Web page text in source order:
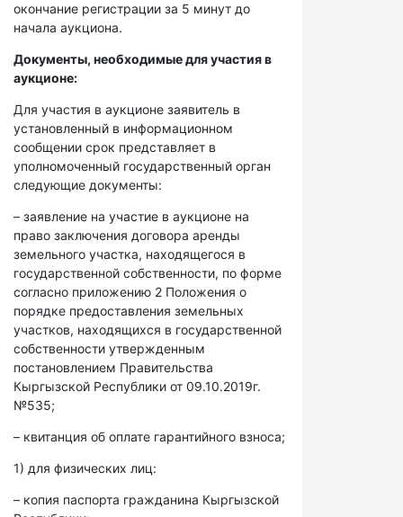
окончание регистрации за 5 минут до
начала аукциона.
Документы, необходимые для участия в
аукционе:
Для участия в аукционе заявитель в
установленный в информационном
сообщении срок представляет в
уполномоченный государственный орган
следующие документы:
– заявление на участие в аукционе на
право заключения договора аренды
земельного участка, находящегося в
государственной собственности, по форме
согласно приложению 2 Положения о
порядке предоставления земельных
участков, находящихся в государственной
собственности утвержденным
постановлением Правительства
Кыргызской Республики от 09.10.2019г.
№535;
– квитанция об оплате гарантийного взноса;
1) для физических лиц:
– копия паспорта гражданина Кыргызской